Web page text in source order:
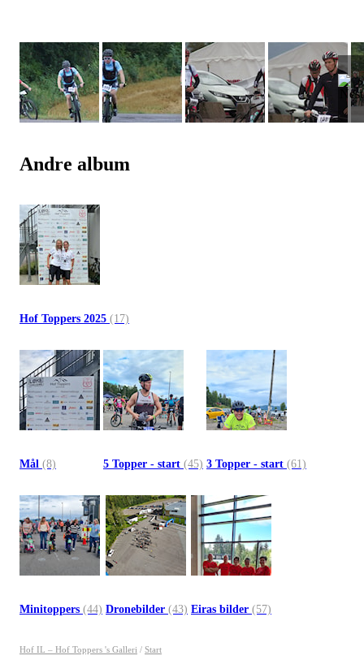
Andre album
Hof Toppers 2025 (17)
Mål (8) 5 Topper - start (45) 3 Topper - start (61)
Minitoppers (44) Dronebilder (43) Eiras bilder (57)
Hof IL – Hof Toppers 's Galleri / Start